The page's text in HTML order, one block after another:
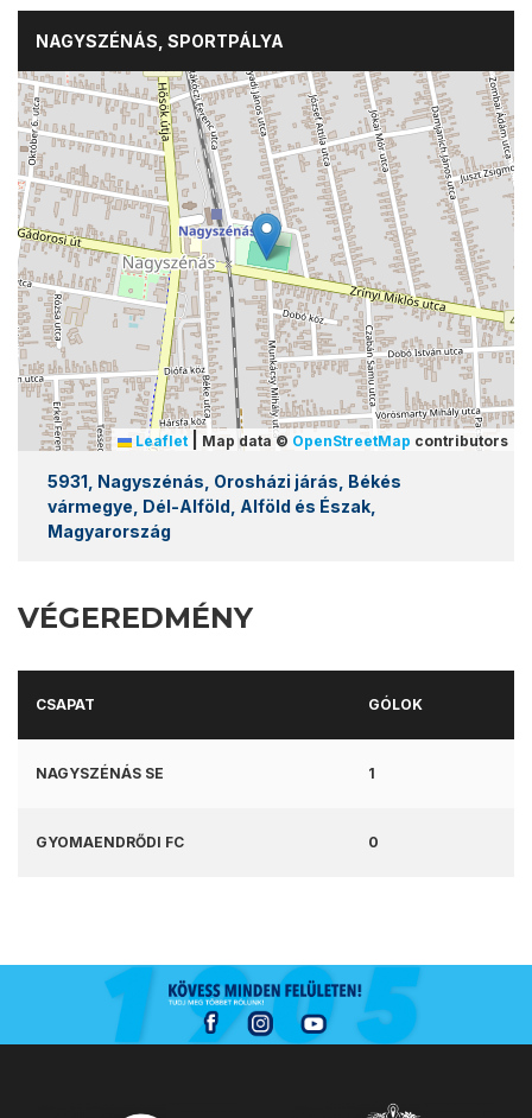
NAGYSZÉNÁS, SPORTPÁLYA
Leaflet Map data © OpenStreetMap contributors
5931, Nagyszénás, Orosházi járás, Békés
vármegye, Dél-Alföld, Alföld és Észak,
Magyarország
VÉGEREDMÉNY
CSAPAT GÓLOK
NAGYSZÉNÁS SE 1
GYOMAENDRŐDI FC 0